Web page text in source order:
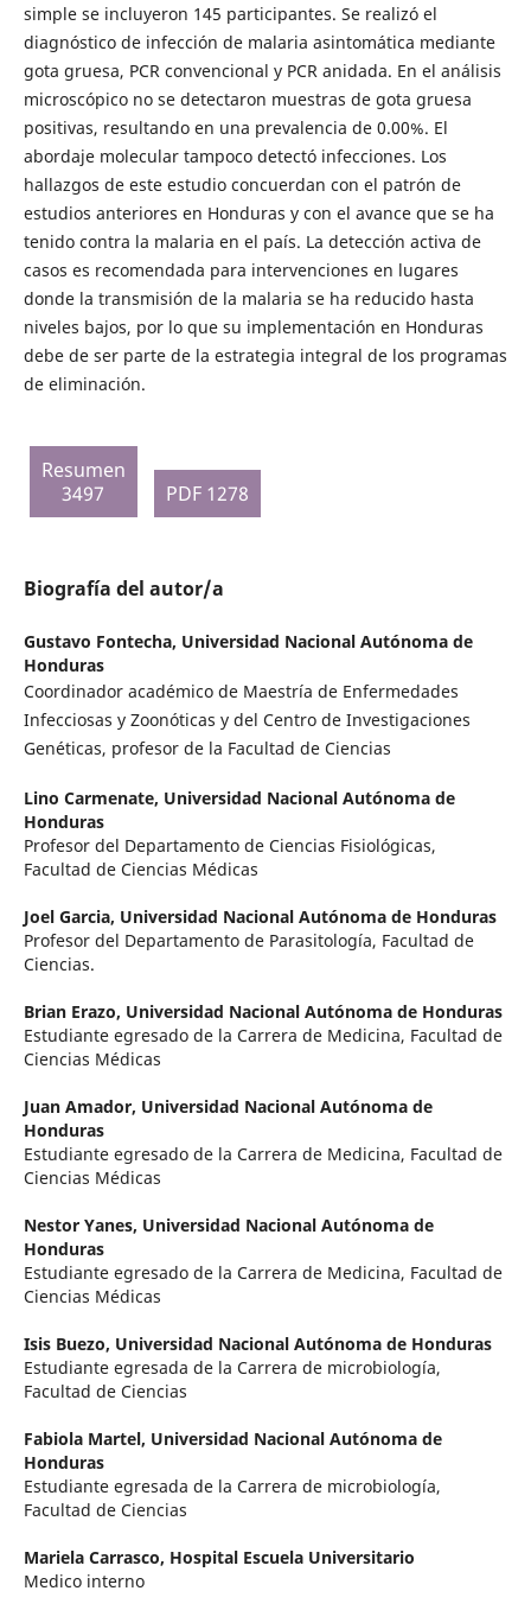
simple se incluyeron 145 participantes. Se realizó el
diagnóstico de infección de malaria asintomática mediante
gota gruesa, PCR convencional y PCR anidada. En el análisis
microscópico no se detectaron muestras de gota gruesa
positivas, resultando en una prevalencia de 0.00%. El
abordaje molecular tampoco detectó infecciones. Los
hallazgos de este estudio concuerdan con el patrón de
estudios anteriores en Honduras y con el avance que se ha
tenido contra la malaria en el país. La detección activa de
casos es recomendada para intervenciones en lugares
donde la transmisión de la malaria se ha reducido hasta
niveles bajos, por lo que su implementación en Honduras
debe de ser parte de la estrategia integral de los programas
de eliminación.
Resumen
3497
PDF 1278
Biografía del autor/a
Gustavo Fontecha, Universidad Nacional Autónoma de
Honduras
Coordinador académico de Maestría de Enfermedades
Infecciosas y Zoonóticas y del Centro de Investigaciones
Genéticas, profesor de la Facultad de Ciencias
Lino Carmenate, Universidad Nacional Autónoma de
Honduras
Profesor del Departamento de Ciencias Fisiológicas,
Facultad de Ciencias Médicas
Joel Garcia, Universidad Nacional Autónoma de Honduras
Profesor del Departamento de Parasitología, Facultad de
Ciencias.
Brian Erazo, Universidad Nacional Autónoma de Honduras
Estudiante egresado de la Carrera de Medicina, Facultad de
Ciencias Médicas
Juan Amador, Universidad Nacional Autónoma de
Honduras
Estudiante egresado de la Carrera de Medicina, Facultad de
Ciencias Médicas
Nestor Yanes, Universidad Nacional Autónoma de
Honduras
Estudiante egresado de la Carrera de Medicina, Facultad de
Ciencias Médicas
Isis Buezo, Universidad Nacional Autónoma de Honduras
Estudiante egresada de la Carrera de microbiología,
Facultad de Ciencias
Fabiola Martel, Universidad Nacional Autónoma de
Honduras
Estudiante egresada de la Carrera de microbiología,
Facultad de Ciencias
Mariela Carrasco, Hospital Escuela Universitario
Medico interno